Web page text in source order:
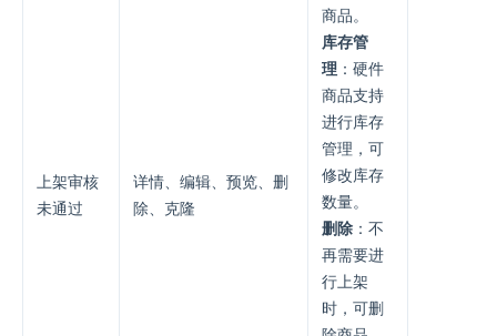
商品。
库存管
理 ：硬件
商品支持
进行库存
管理，可
修改库存
数量。
删除 ：不
再需要进
行上架
时，可删
上架审核
未通过
详情、编辑、预览、删
除、克隆